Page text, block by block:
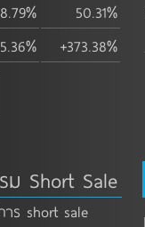
50.31%
+373.38%
ม Short Sale
ร short sale